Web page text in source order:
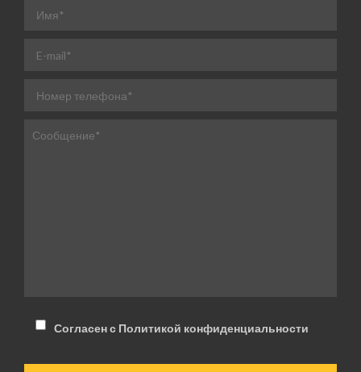
Согласен с Политикой конфиденциальности